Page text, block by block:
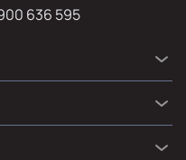
636 595